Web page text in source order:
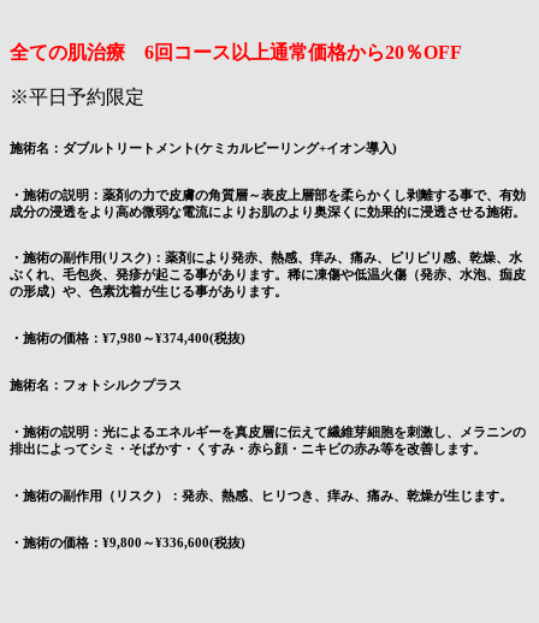
全ての肌治療 6回コース以上通常価格から20％OFF
※平日予約限定
施術名：ダブルトリートメント(ケミカルピーリング+イオン導入)
・施術の説明：薬剤の力で皮膚の角質層～表皮上層部を柔らかくし剥離する事で、有効
成分の浸透をより高め微弱な電流によりお肌のより奥深くに効果的に浸透させる施術。
・施術の副作用(リスク)：薬剤により発赤、熱感、痒み、痛み、ピリピリ感、乾燥、水
ぶくれ、毛包炎、発疹が起こる事があります。稀に凍傷や低温火傷（発赤、水泡、痂皮
の形成）や、色素沈着が生じる事があります。
・施術の価格：¥7,980～¥374,400(税抜)
施術名：フォトシルクプラス
・施術の説明：光によるエネルギーを真皮層に伝えて繊維芽細胞を刺激し、メラニンの
排出によってシミ・そばかす・くすみ・赤ら顔・ニキビの赤み等を改善します。
・施術の副作用（リスク）：発赤、熱感、ヒリつき、痒み、痛み、乾燥が生じます。
・施術の価格：¥9,800～¥336,600(税抜)